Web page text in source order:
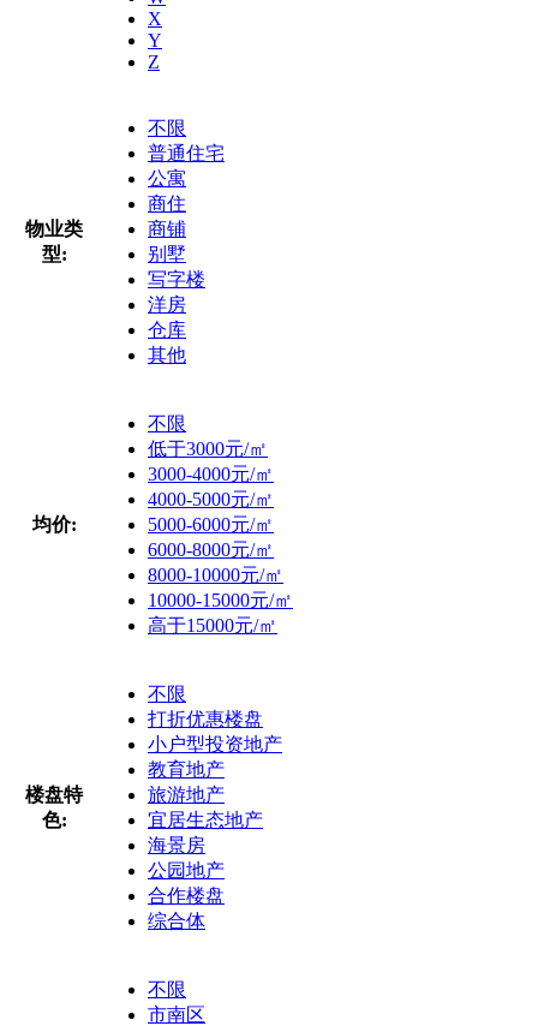
X
Y
Z
物业类
型:
不限
普通住宅
公寓
商住
商铺
别墅
写字楼
洋房
仓库
其他
均价:
不限
低于3000元/㎡
3000-4000元/㎡
4000-5000元/㎡
5000-6000元/㎡
6000-8000元/㎡
8000-10000元/㎡
10000-15000元/㎡
高于15000元/㎡
楼盘特
色:
不限
打折优惠楼盘
小户型投资地产
教育地产
旅游地产
宜居生态地产
海景房
公园地产
合作楼盘
综合体
不限
市南区